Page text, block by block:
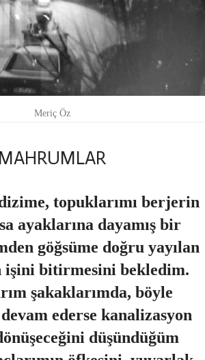
Meriç Öz
MAHRUMLAR
topuklarımı berjerin
ayaklarına dayamış bir
göğsüme doğru yayılan
işini bitirmesini bekledim.
şakaklarımda, böyle
ederse kanalizasyon
düşündüğüm